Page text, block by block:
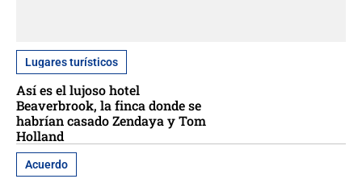
Lugares turísticos
Así es el lujoso hotel
Beaverbrook, la finca donde se
habrían casado Zendaya y Tom
Holland
Acuerdo